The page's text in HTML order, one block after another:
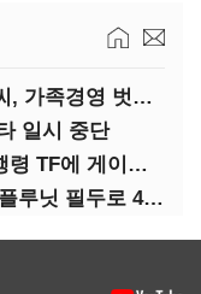
(인터뷰)위정현 게임학회장 "엔씨, 가족경영 벗어나 세대교체해야"
일시 중단
이상헌 의원 "확률형 아이템 시행령 TF에 게이머 의견 대변할 사람 없어"
(인터뷰)이경일 솔트룩스 대표 "플루닛 필두로 400억 연매출 목표"